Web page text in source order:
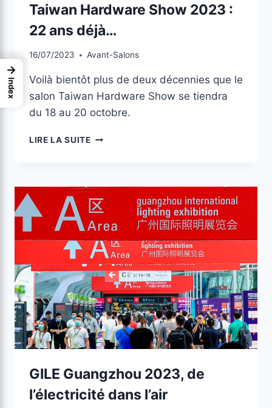
Taiwan Hardware Show 2023 :
22 ans déjà…
16/07/2023 Avant-Salons
Voilà bientôt plus de deux décennies que le
salon Taiwan Hardware Show se tiendra
du 18 au 20 octobre.
LIRE LA SUITE
GILE Guangzhou 2023, de
l’électricité dans l’air
→
Index